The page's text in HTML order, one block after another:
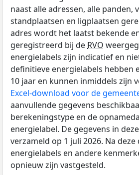
naast alle adressen, alle panden,
standplaatsen en ligplaatsen
adres wordt het laatst bekende
geregistreerd bij de RVO
energielabels zijn indicatief en
definitieve energielabels hebben
10 jaar en kunnen inmiddels zijn
Excel-download voor de
aanvullende gegevens
berekeningstype en de
energielabel. De gegevens in
verzameld op 1 juli 2026. Na
energielabels en andere
opnieuw zijn vastgesteld.